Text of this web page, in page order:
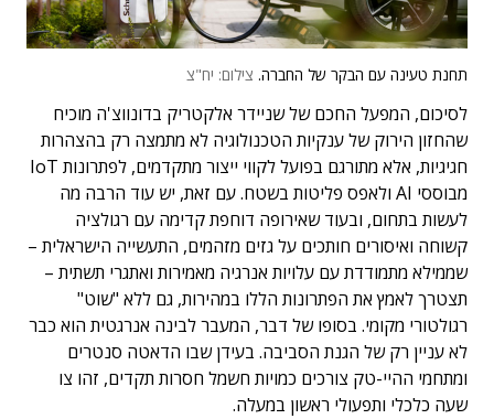
תחנת טעינה עם הבקר של החברה. צילום: יח"צ
לסיכום, המפעל החכם של שניידר אלקטריק בדונווצ'ה מוכיח
שהחזון הירוק של ענקיות הטכנולוגיה לא מתמצה רק בהצהרות
חגיגיות, אלא מתורגם בפועל לקווי ייצור מתקדמים, לפתרונות IoT
מבוססי AI ולאפס פליטות בשטח. עם זאת, יש עוד הרבה מה
לעשות בתחום, ובעוד שאירופה דוחפת קדימה עם רגולציה
קשוחה ואיסורים חותכים על גזים מזהמים, התעשייה הישראלית –
שממילא מתמודדת עם עלויות אנרגיה מאמירות ואתגרי תשתית –
תצטרך לאמץ את הפתרונות הללו במהירות, גם ללא "שוט"
רגולטורי מקומי. בסופו של דבר, המעבר לבינה אנרגטית הוא כבר
לא עניין רק של הגנת הסביבה. בעידן שבו הדאטה סנטרים
ומתחמי ההיי-טק צורכים כמויות חשמל חסרות תקדים, זהו צו
שעה כלכלי ותפעולי ראשון במעלה.